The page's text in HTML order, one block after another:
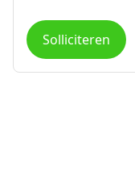
Solliciteren